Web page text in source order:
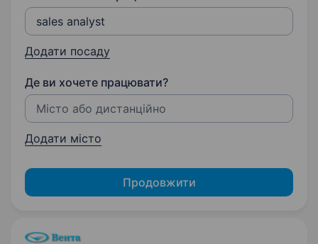
Додати посаду
Де ви хочете працювати?
Додати місто
Продовжити